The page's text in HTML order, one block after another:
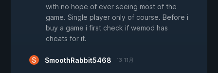
with no hope of ever seeing most of the
game. Single player only of course. Before i
buy a game i first check if wemod has
cheats for it.
SmoothRabbit5468 13 11月